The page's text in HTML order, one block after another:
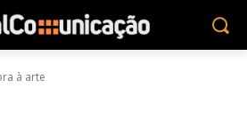
à arte